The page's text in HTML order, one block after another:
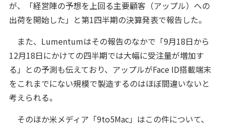
が、「経営陣の予想を上回る主要顧客（アップル）への
出荷を開始した」と第1四半期の決算発表で報告した。
また、Lumentumはその報告のなかで「9月18日から
12月18日にかけての四半期では大幅に受注量が増加す
る」との予測も伝えており、アップルがFace ID搭載端末
をこれまでにない規模で製造するのはほぼ間違いないと
考えられる。
そのほか米メディア「9to5Mac」はこの件について、